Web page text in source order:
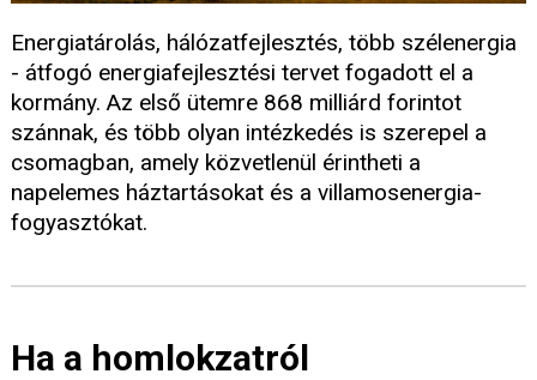
Energiatárolás, hálózatfejlesztés, több szélenergia
- átfogó energiafejlesztési tervet fogadott el a
kormány. Az első ütemre 868 milliárd forintot
szánnak, és több olyan intézkedés is szerepel a
csomagban, amely közvetlenül érintheti a
napelemes háztartásokat és a villamosenergia-
fogyasztókat.
Ha a homlokzatról